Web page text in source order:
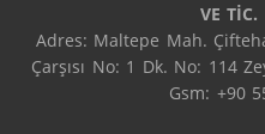
VE TİC.
Adres: Maltepe Mah.
Çarşısı No: 1 Dk. No: 114
Gsm: +90